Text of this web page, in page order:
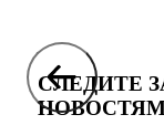
СЛЕДИТЕ